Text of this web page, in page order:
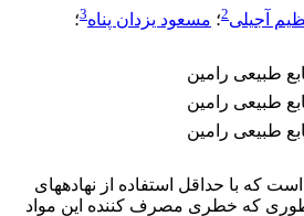
آجیلی2؛ مسعود یزدان پناه3؛
طبیعی رامین
طبیعی رامین
طبیعی رامین
که با حداقل استفاده از نهاده­های
که خطری مصرف کننده این مواد